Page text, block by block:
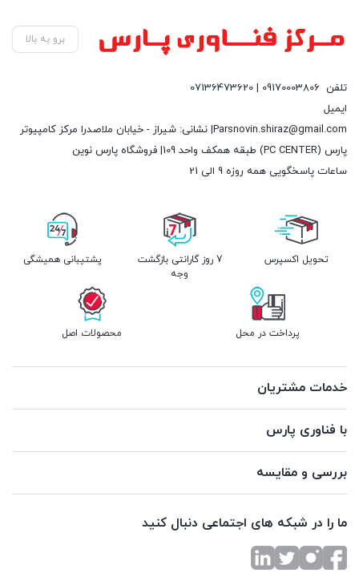
برو به بالا
تلفن 09170003806 | 07136473620
ایمیل
Parsnovin.shiraz@gmail.com| نشانی: شیراز - خیابان ملاصدرا مرکز کامپیوتر
پارس (PC CENTER) طبقه همکف واحد 109| فروشگاه پارس نوین
ساعات پاسخگویی همه روزه 9 الی 21
تحویل اکسپرس
7 روز گارانتی بازگشت
وجه
پشتیبانی همیشگی
پرداخت در محل محصولات اصل
خدمات مشتریان
با فناوری پارس
بررسی و مقایسه
ما را در شبکه های اجتماعی دنبال کنید